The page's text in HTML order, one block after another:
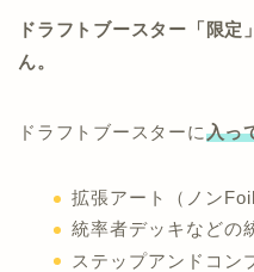
ドラフトブースター「限
ん。
ドラフトブースターに入っ
拡張アート（ノン
統率者デッキなどの
ステップアンドコン